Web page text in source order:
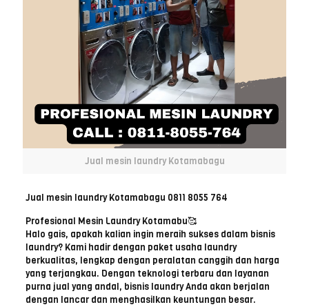
Jual mesin laundry Kotamabagu
Jual mesin laundry Kotamabagu 0811 8055 764
Profesional Mesin Laundry Kotamabu🥰
Halo gais, apakah kalian ingin meraih sukses dalam bisnis
laundry? Kami hadir dengan paket usaha laundry
berkualitas, lengkap dengan peralatan canggih dan harga
yang terjangkau. Dengan teknologi terbaru dan layanan
purna jual yang andal, bisnis laundry Anda akan berjalan
dengan lancar dan menghasilkan keuntungan besar.